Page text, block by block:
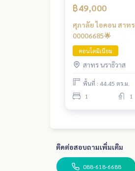
฿49,000
ศุภาลัย ไอคอน สาทร
00006685🌟
คอนโดมิเนียม
สาทร นราธิวาส
พื้นที่ : 44.45 ตร.ม.
1
1
ติดต่อสอบถามเพิ่มเติม
088-618-6688